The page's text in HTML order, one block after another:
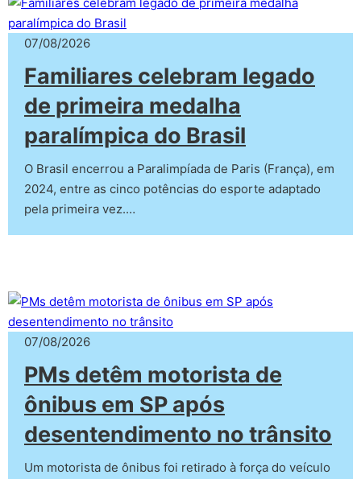
07/08/2026
Familiares celebram legado
de primeira medalha
paralímpica do Brasil
O Brasil encerrou a Paralimpíada de Paris (França), em
2024, entre as cinco potências do esporte adaptado
pela primeira vez.…
07/08/2026
PMs detêm motorista de
ônibus em SP após
desentendimento no trânsito
Um motorista de ônibus foi retirado à força do veículo